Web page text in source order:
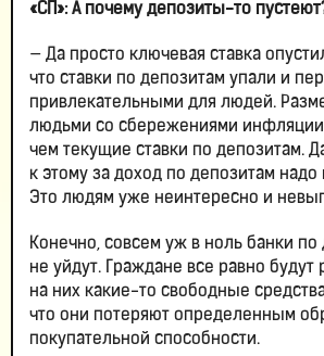
«СП»: А почему депозиты-то
— Да просто ключевая ставка
что ставки по депозитам упали и
привлекательными для людей.
людьми со сбережениями
чем текущие ставки по депозитам.
к этому за доход по депозитам надо
Это людям уже неинтересно и
Конечно, совсем уж в ноль банки по
не уйдут. Граждане все равно будут
на них какие-то свободные
что они потеряют определенным
покупательной способности.